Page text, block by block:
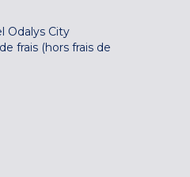
Odalys City
frais (hors frais de